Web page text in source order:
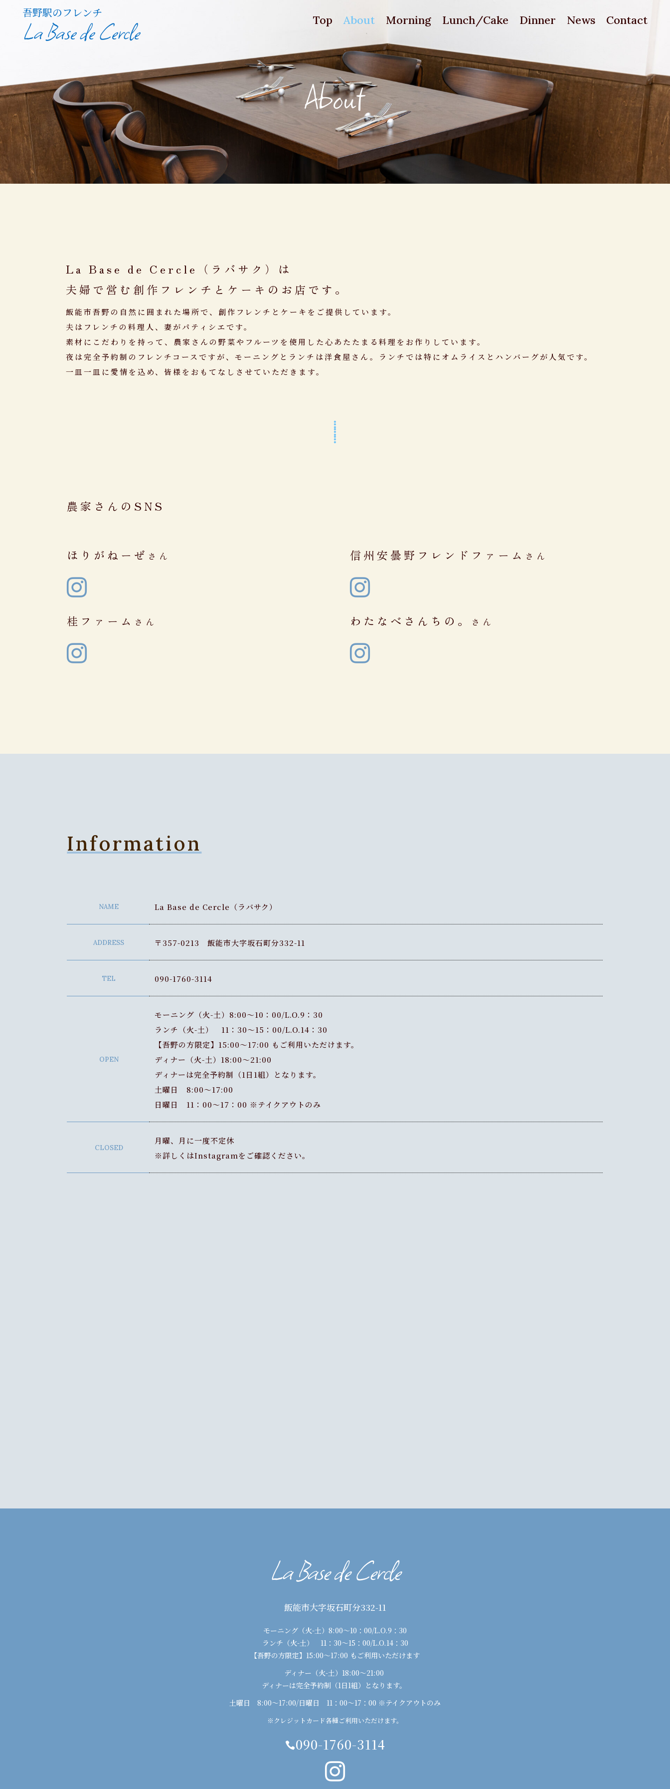
吾野駅のフレンチ
La Base de Cercle Top About Morning Lunch/Cake Dinner News Contact
About
La Base de Cercle（ラバサク）は
夫婦で営む創作フレンチとケーキのお店です。
飯能市吾野の自然に囲まれた場所で、創作フレンチとケーキをご提供しています。
夫はフレンチの料理人、妻がパティシエです。
素材にこだわりを持って、 農家さん の野菜やフルーツを使用した心あたたまる料理をお作りしています。
夜は完全予約制のフレンチコースですが、 モーニングとランチは洋食屋さん。ランチでは特にオムライスとハンバーグが人気です。
一皿一皿に愛情を込め、皆様をおもてなしさせていただきます。



農家さんのSNS
ほりがねーぜ さん

桂ファーム さん

信州安曇野フレンドファーム さん

わたなべさんちの。 さん

Information
NAME La Base de Cercle（ラバサク）
ADDRESS 〒357-0213 飯能市大字坂石町分332-11
TEL 090-1760-3114
OPEN
モーニング（火-土）8:00〜10：00/L.O.9：30
ランチ（火-土） 11：30〜15：00/L.O.14：30
【吾野の方限定】15:00〜17:00 もご利用いただけます。
ディナー（火-土）18:00〜21:00
ディナーは完全予約制（1日1組）となります。
土曜日 8:00〜17:00
日曜日 11：00〜17：00 ※テイクアウトのみ
CLOSED
月曜、月に一度不定休
※詳しくはInstagramをご確認ください。
La Base de Cercle
飯能市大字坂石町分332-11
モーニング（火-土）8:00〜10：00/L.O.9：30
ランチ（火-土） 11：30〜15：00/L.O.14：30
【吾野の方限定】15:00〜17:00 もご利用いただけます
ディナー（火-土）18:00〜21:00
ディナーは完全予約制（1日1組）となります。
土曜日 8:00〜17:00/日曜日 11：00〜17：00 ※テイクアウトのみ
※クレジットカード各種ご利用いただけます。
090-1760-3114
